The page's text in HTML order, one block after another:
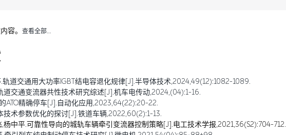
容。 查看全部…
轨道交通用大功率IGBT结电容退化规律[J].半导体技术,2024,49(12):1082-1089.
道交通变流器共性技术研究综述[J].机车电传动,2024,(04):1-16.
ATO精确停车[J].自动化应用,2023,64(22):20-22.
技术参数优化的探讨[J].铁道车辆,2022,60(2):1-13.
杨中平.可靠性导向的城轨车辆牵引变流器控制策略[J].电工技术学报,2021,36(S2):704-712.